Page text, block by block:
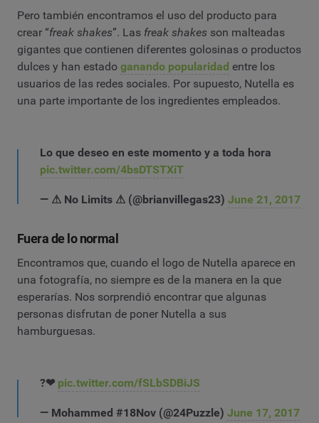
Pero también encontramos el uso del producto para
crear “freak shakes”. Las freak shakes son malteadas
gigantes que contienen diferentes golosinas o productos
dulces y han estado ganando popularidad entre los
usuarios de las redes sociales. Por supuesto, Nutella es
una parte importante de los ingredientes empleados.
Lo que deseo en este momento y a toda hora
pic.twitter.com/4bsDTSTXiT
— ⚠ No Limits ⚠ (@brianvillegas23) June 21, 2017
Fuera de lo normal
Encontramos que, cuando el logo de Nutella aparece en
una fotografía, no siempre es de la manera en la que
esperarías. Nos sorprendió encontrar que algunas
personas disfrutan de poner Nutella a sus
hamburguesas.
?❤ pic.twitter.com/fSLbSDBiJS
— Mohammed #18Nov (@24Puzzle) June 17, 2017